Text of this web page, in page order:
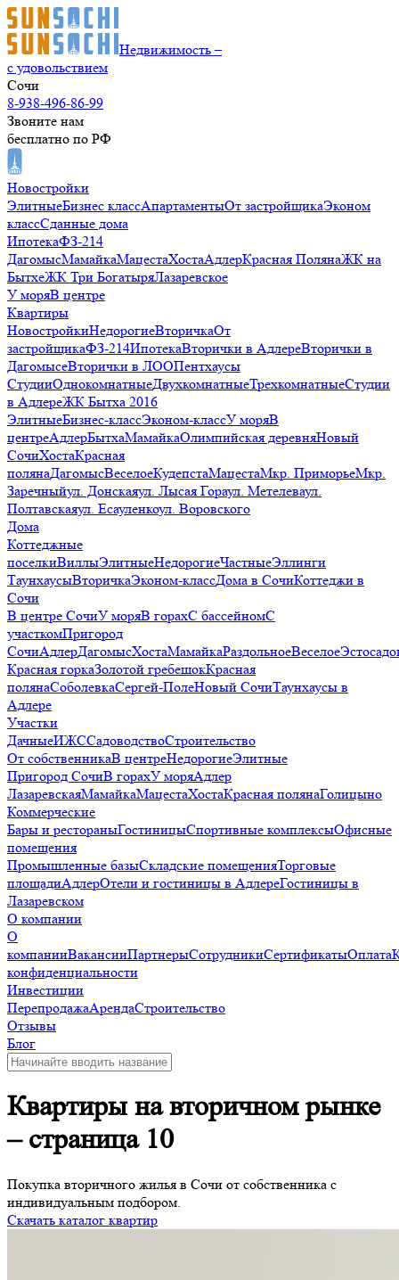
Недвижимость –
с удовольствием
Сочи
8-938-496-86-99
Звоните нам
бесплатно по РФ
Новостройки
ЭлитныеБизнес классАпартаментыОт застройщикаЭконом
классСданные дома
ИпотекаФЗ-214
ДагомысМамайкаМацестаХостаАдлерКрасная ПолянаЖК на
БытхеЖК Три БогатыряЛазаревское
У моряВ центре
Квартиры
НовостройкиНедорогиеВторичкаОт
застройщикаФЗ-214ИпотекаВторички в АдлереВторички в
ДагомысеВторички в ЛООПентхаусы
СтудииОднокомнатныеДвухкомнатныеТрехкомнатныеСтудии
в АдлереЖК Бытха 2016
ЭлитныеБизнес-классЭконом-классУ моряВ
центреАдлерБытхаМамайкаОлимпийская деревняНовый
СочиХостаКрасная
полянаДагомысВеселоеКудепстаМацестаМкр. ПриморьеМкр.
Заречныйул. Донскаяул. Лысая Гораул. Метелеваул.
Полтавскаяул. Есауленкоул. Воровского
Дома
Коттеджные
поселкиВиллыЭлитныеНедорогиеЧастныеЭллинги
ТаунхаусыВторичкаЭконом-классДома в СочиКоттеджи в
Сочи
В центре СочиУ моряВ горахС бассейномС
участкомПригород
СочиАдлерДагомысХостаМамайкаРаздольноеВеселое
Красная горкаЗолотой гребешокКрасная
полянаСоболевкаСергей-ПолеНовый СочиТаунхаусы в
Адлере
Участки
ДачныеИЖССадоводствоСтроительство
От собственникаВ центреНедорогиеЭлитные
Пригород СочиВ горахУ моряАдлер
ЛазаревскаяМамайкаМацестаХостаКрасная полянаГолицыно
Коммерческие
Бары и рестораныГостиницыСпортивные комплексыОфисные
помещения
Промышленные базыСкладские помещенияТорговые
площадиАдлерОтели и гостиницы в АдлереГостиницы в
Лазаревском
О компании
О
компанииВакансииПартнерыСотрудникиСертификатыОплата
конфиденциальности
Инвестиции
ПерепродажаАрендаСтроительство
Отзывы
Блог
Квартиры на вторичном рынке
– страница 10
Покупка вторичного жилья в Сочи от собственника с
индивидуальным подбором.
Скачать каталог квартир